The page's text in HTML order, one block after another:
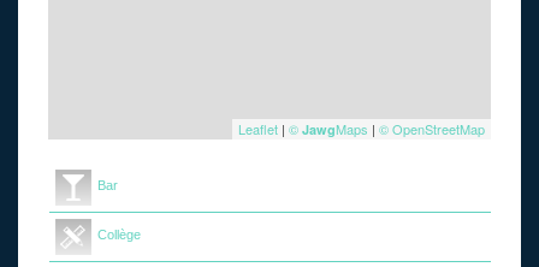
Leaflet | © JawgMaps | © OpenStreetMap
Bar
Collège